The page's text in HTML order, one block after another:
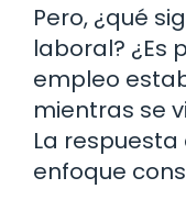
Pero, ¿qué
laboral? ¿Es
empleo
mientras se
La respuesta
enfoque